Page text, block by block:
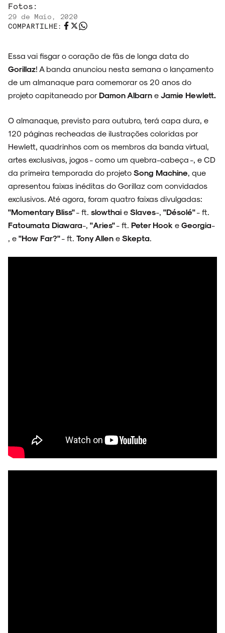
ARQUIVO
ENTREVISTAS
Fotos:
29 de Maio, 2020
COMPARTILHE:
Essa vai fisgar o coração de fãs de longa data do
Gorillaz! A banda anunciou nesta semana o lançamento
de um almanaque para comemorar os 20 anos do
projeto capitaneado por Damon Albarn e Jamie Hewlett.
O almanaque, previsto para outubro, terá capa dura, e
120 páginas recheadas de ilustrações coloridas por
Hewlett, quadrinhos com os membros da banda virtual,
artes exclusivas, jogos - como um quebra-cabeça -, e CD
da primeira temporada do projeto Song Machine , que
apresentou faixas inéditas do Gorillaz com convidados
exclusivos. Até agora, foram quatro faixas divulgadas:
"Momentary Bliss"- ft. slowthai e Slaves-, "Désolé"- ft.
Fatoumata Diawara-, "Aries"- ft. Peter Hook e Georgia-
, e "How Far?"- ft. Tony Allen e Skepta